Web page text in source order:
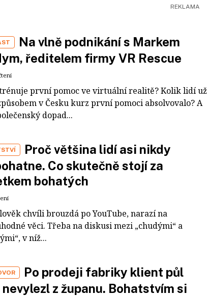
Na vlně podnikání s Markem
ředitelem firmy VR Rescue
trénuje první pomoc ve virtuální realitě? Kolik lidí už
v Česku kurz první pomoci absolvovalo? A
dopad...
Proč většina lidí asi nikdy
Co skutečně stojí za
bohatých
chvíli brouzdá po YouTube, narazí na
věci. Třeba na diskusi mezi „chudými“ a
v níž...
Po prodeji fabriky klient půl
z županu. Bohatstvím si